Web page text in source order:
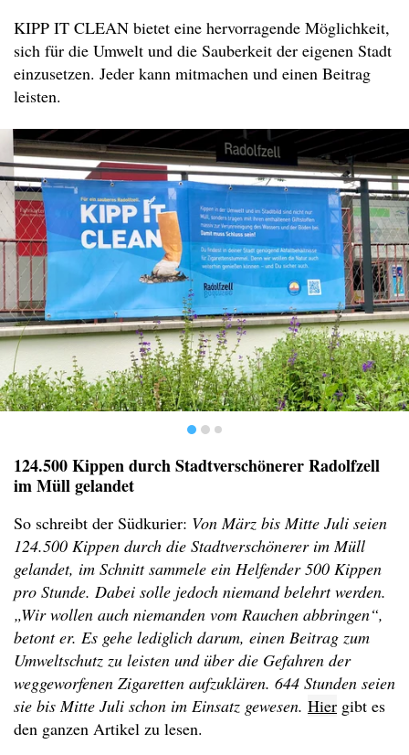
KIPP IT CLEAN bietet eine hervorragende Möglichkeit,
sich für die Umwelt und die Sauberkeit der eigenen Stadt
einzusetzen. Jeder kann mitmachen und einen Beitrag
leisten.
124.500 Kippen durch Stadtverschönerer Radolfzell
im Müll gelandet
So schreibt der Südkurier: Von März bis Mitte Juli seien
124.500 Kippen durch die Stadtverschönerer im Müll
gelandet, im Schnitt sammele ein Helfender 500 Kippen
pro Stunde. Dabei solle jedoch niemand belehrt werden.
„Wir wollen auch niemanden vom Rauchen abbringen“,
betont er. Es gehe lediglich darum, einen Beitrag zum
Umweltschutz zu leisten und über die Gefahren der
weggeworfenen Zigaretten aufzuklären. 644 Stunden seien
sie bis Mitte Juli schon im Einsatz gewesen. Hier gibt es
den ganzen Artikel zu lesen.